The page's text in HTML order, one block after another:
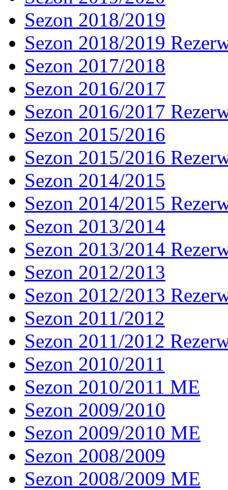
Sezon 2018/2019
Sezon 2018/2019
Sezon 2017/2018
Sezon 2016/2017
Sezon 2016/2017
Sezon 2015/2016
Sezon 2015/2016
Sezon 2014/2015
Sezon 2014/2015
Sezon 2013/2014
Sezon 2013/2014
Sezon 2012/2013
Sezon 2012/2013
Sezon 2011/2012
Sezon 2011/2012
Sezon 2010/2011
Sezon 2010/2011 ME
Sezon 2009/2010
Sezon 2009/2010 ME
Sezon 2008/2009
Sezon 2008/2009 ME